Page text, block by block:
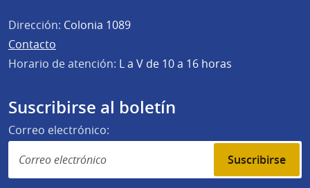
Dirección: Colonia 1089
Contacto
Horario de atención: L a V de 10 a 16 horas
Suscribirse al boletín
Correo electrónico:
Suscribirse